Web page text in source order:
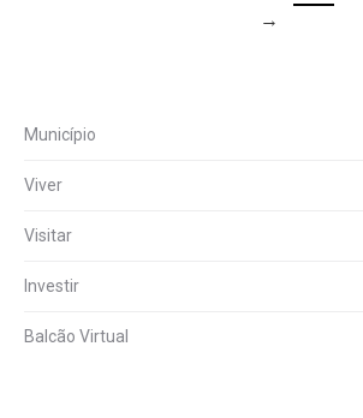
→
Município
Viver
Visitar
Investir
Balcão Virtual